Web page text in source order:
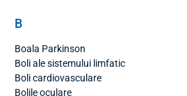
B
Boala Parkinson
Boli ale sistemului limfatic
Boli cardiovasculare
Bolile oculare